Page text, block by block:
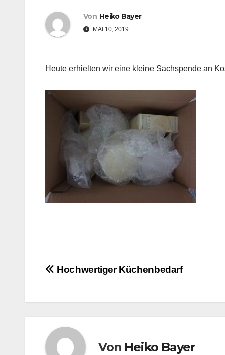
Von Heiko Bayer
MAI 10, 2019
Heute erhielten wir eine kleine Sachspende an
Beitragsnavigation
Hochwertiger Küchenbedarf
Von Heiko Bayer